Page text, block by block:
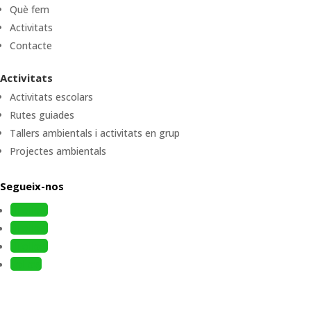
Què fem
Activitats
Contacte
Activitats
Activitats escolars
Rutes guiades
Tallers ambientals i activitats en grup
Projectes ambientals
Segueix-nos
Follow
Follow
Follow
Follow